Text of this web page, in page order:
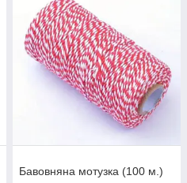
Бавовняна мотузка (100 м.)